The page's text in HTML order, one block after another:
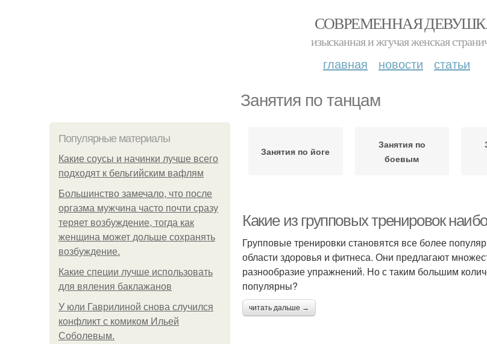
СОВРЕМЕННАЯ
изысканная и жгучая женская
главная новости статьи
Занятия по танцам
Популярные материалы
Какие соусы и начинки лучше всего
подходят к бельгийским вафлям
Большинство замечало, что после
оргазма мужчина часто почти сразу
теряет возбуждение, тогда как
женщина может дольше сохранять
возбуждение.
Какие специи лучше использовать
для вяления баклажанов
У юли Гаврилиной снова случился
конфликт с комиком Ильей
Соболевым.
Занятия по йоге
Занятия по
боевым
Какие из групповых тренировок
Групповые тренировки становятся все более
области здоровья и фитнеса. Они предлагают
разнообразие упражнений. Но с таким большим
популярны?
читать дальше →